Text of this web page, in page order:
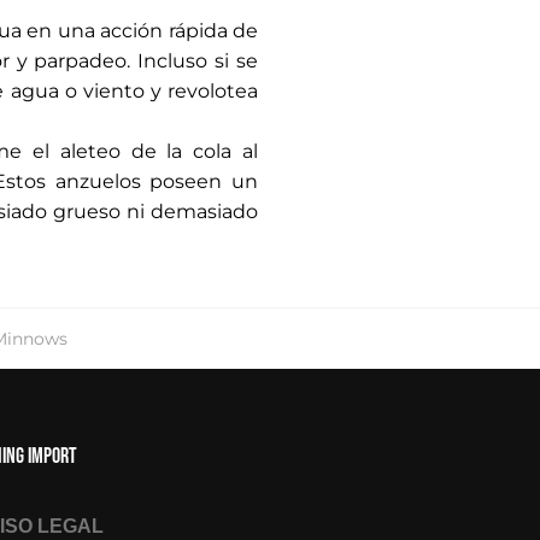
en una acción rápida de
y parpadeo. Incluso si se
o viento y revolotea
el aleteo de la cola al
anzuelos poseen un
grueso ni demasiado
Import
LEGAL